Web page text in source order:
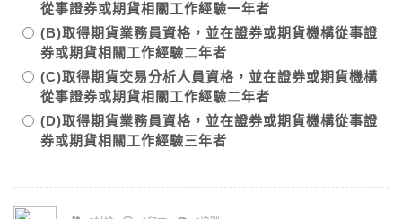
從事證券或期貨相關工作經驗一年者
(B)取得期貨業務員資格，並在證券或期貨機構從事證
券或期貨相關工作經驗二年者
(C)取得期貨交易分析人員資格，並在證券或期貨機構
從事證券或期貨相關工作經驗二年者
(D)取得期貨業務員資格，並在證券或期貨機構從事證
券或期貨相關工作經驗三年者